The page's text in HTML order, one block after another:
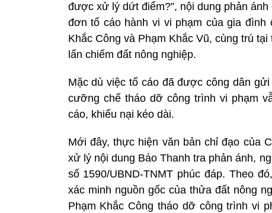
được xử lý dứt điểm?”, nội dung phản
đơn tố cáo hành vi vi phạm của gia đình
Khắc Công và Phạm Khắc Vũ, cùng trú
lấn chiếm đất nông nghiệp.
Mặc dù việc tố cáo đã được công dân
cưỡng chế tháo dỡ công trình vi phạm
cáo, khiếu nại kéo dài.
Mới đây, thực hiện văn bản chỉ đạo của
xử lý nội dung Báo Thanh tra phản ánh,
số 1590/UBND-TNMT phúc đáp. Theo
xác minh nguồn gốc của thửa đất nông
Phạm Khắc Công tháo dỡ công trình vi